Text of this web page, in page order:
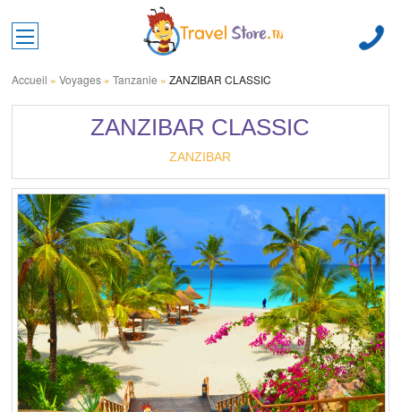
Toggle main menu visibility
Accueil » Voyages » Tanzanie » ZANZIBAR CLASSIC
ZANZIBAR CLASSIC
ZANZIBAR